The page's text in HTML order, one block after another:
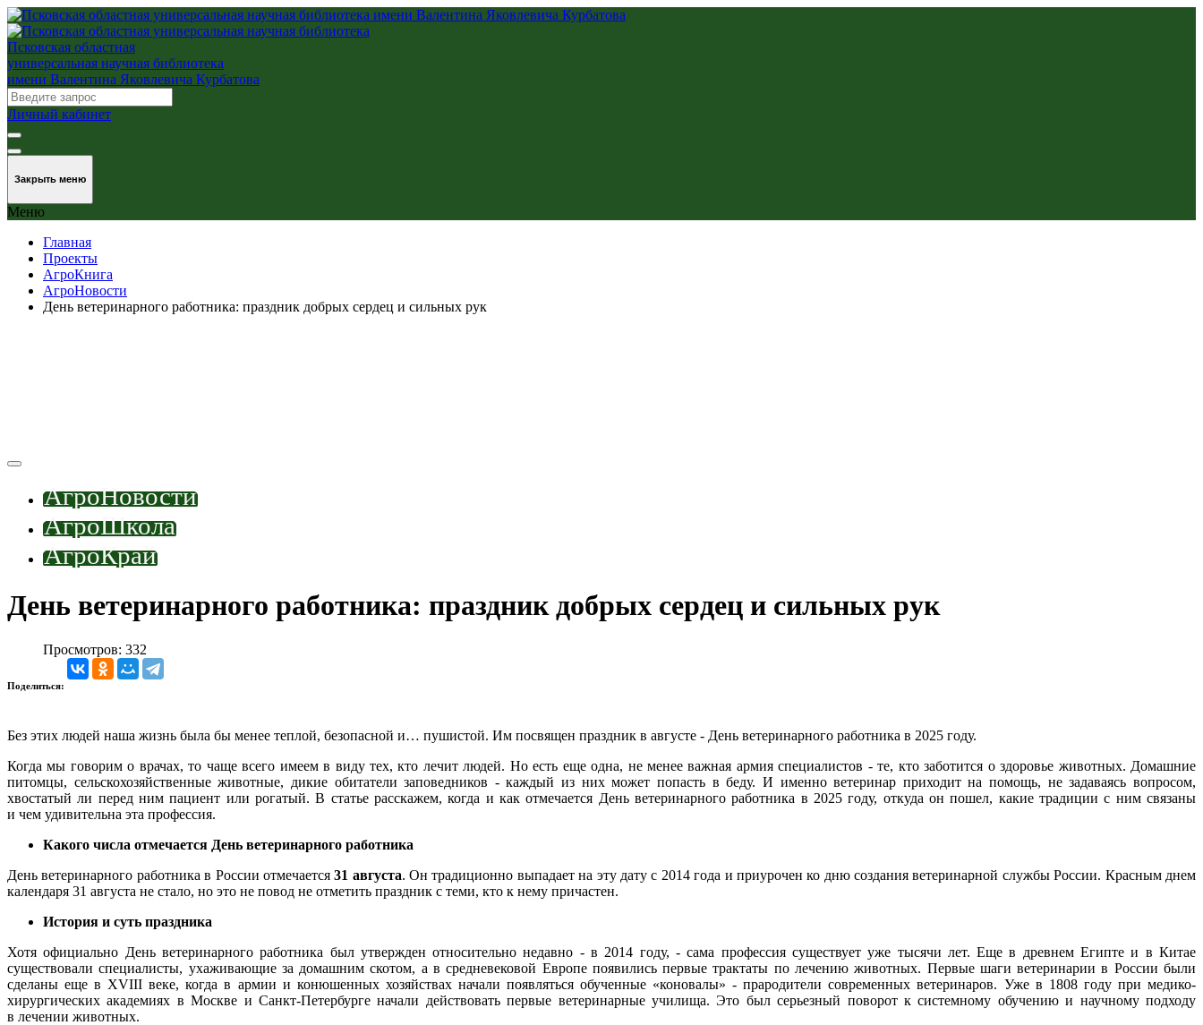
Псковская областная
универсальная научная библиотека
имени Валентина Яковлевича Курбатова
Личный кабинет
Закрыть меню
Меню
Главная
Проекты
АгроКнига
АгроНовости
День ветеринарного работника: праздник добрых сердец и сильных рук
АгроНовости
АгроШкола
АгроКрай
День ветеринарного работника: праздник добрых сердец и сильных рук
Просмотров: 332
Поделиться:
Без этих людей наша жизнь была бы менее теплой, безопасной и… пушистой. Им посвящен праздник в августе - День ветеринарного работника в 2025 году.
Когда мы говорим о врачах, то чаще всего имеем в виду тех, кто лечит людей. Но есть еще одна, не менее важная армия специалистов - те, кто заботится о здоровье животных. Домашние
питомцы, сельскохозяйственные животные, дикие обитатели заповедников - каждый из них может попасть в беду. И именно ветеринар приходит на помощь, не задаваясь вопросом,
хвостатый ли перед ним пациент или рогатый. В статье расскажем, когда и как отмечается День ветеринарного работника в 2025 году, откуда он пошел, какие традиции с ним связаны
и чем удивительна эта профессия.
Какого числа отмечается День ветеринарного работника
День ветеринарного работника в России отмечается31 августа. Он традиционно выпадает на эту дату с 2014 года и приурочен ко дню создания ветеринарной службы России. Красным днем
календаря 31 августа не стало, но это не повод не отметить праздник с теми, кто к нему причастен.
История и суть праздника
Хотя официально День ветеринарного работника был утвержден относительно недавно - в 2014 году, - сама профессия существует уже тысячи лет. Еще в древнем Египте и в Китае
существовали специалисты, ухаживающие за домашним скотом, а в средневековой Европе появились первые трактаты по лечению животных. Первые шаги ветеринарии в России были
сделаны еще в XVIII веке, когда в армии и конюшенных хозяйствах начали появляться обученные «коновалы» - прародители современных ветеринаров. Уже в 1808 году при медико-
хирургических академиях в Москве и Санкт-Петербурге начали действовать первые ветеринарные училища. Это был серьезный поворот к системному обучению и научному подходу
в лечении животных.